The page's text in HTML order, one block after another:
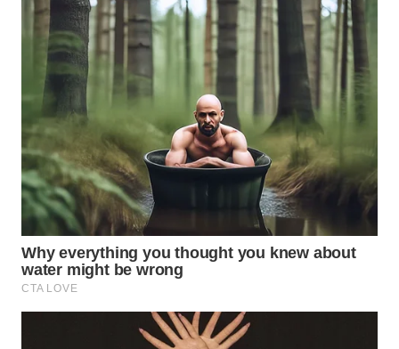
WN
MANDALIKA
WN
LIKUPANG
WN
LABUANBAJO
WN
BORNEO
Wahana
Media